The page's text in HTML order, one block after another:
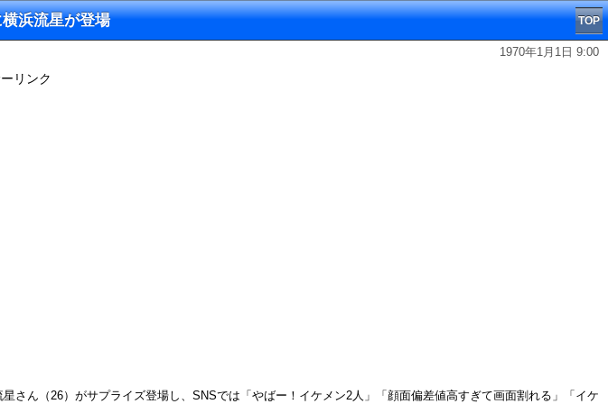
浜流星が登場 TOP
1970年1月1日 9:00
リンク
ん（26）がサプライズ登場し、SNSでは「やばー！イケメン2人」「顔面偏差値高すぎて画面割れる」「イケ